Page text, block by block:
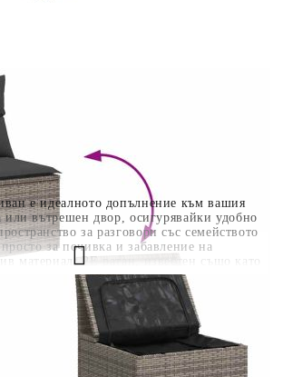
е идеалното допълнение към вашия
или вътрешен двор, осигурявайки удобно
за разговори със семейството
за почивка и забавление на
материал: PE ратан, известен също като
синтетичен материал с малко необходима
на естествен ратан. Той е лек,
и често се използва за външни мебели
и устойчивост на атмосферни
съхранение с водоустойчива чанта:
разполага с място за съхранение под
с водоустойчива чанта за съхранение на
до 1000 лв. / €511.31
Стойността на поръчката се
месечни вноски с оскъпяване. За
до 2000 лв. / €1022.61
БЕЗ РЕГИСТРАЦИЯ